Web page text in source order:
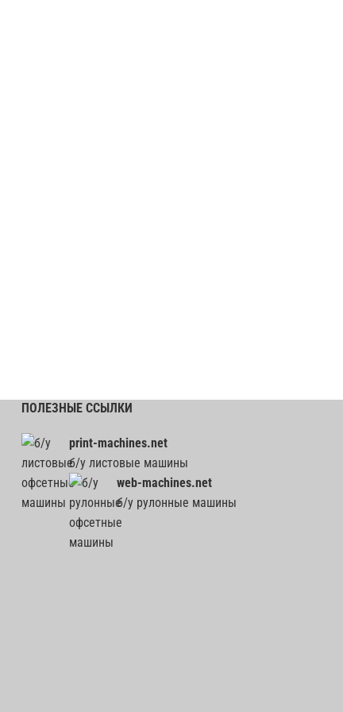
ПОЛЕЗНЫЕ ССЫЛКИ
print-machines.net
б/у листовые машины
web-machines.net
б/у рулонные машины